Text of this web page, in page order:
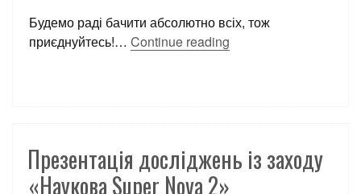
Будемо раді бачити абсолютно всіх, тож
приєднуйтесь!… Continue reading
Презентація досліджень із заходу
«Наукова Super Nova 2»